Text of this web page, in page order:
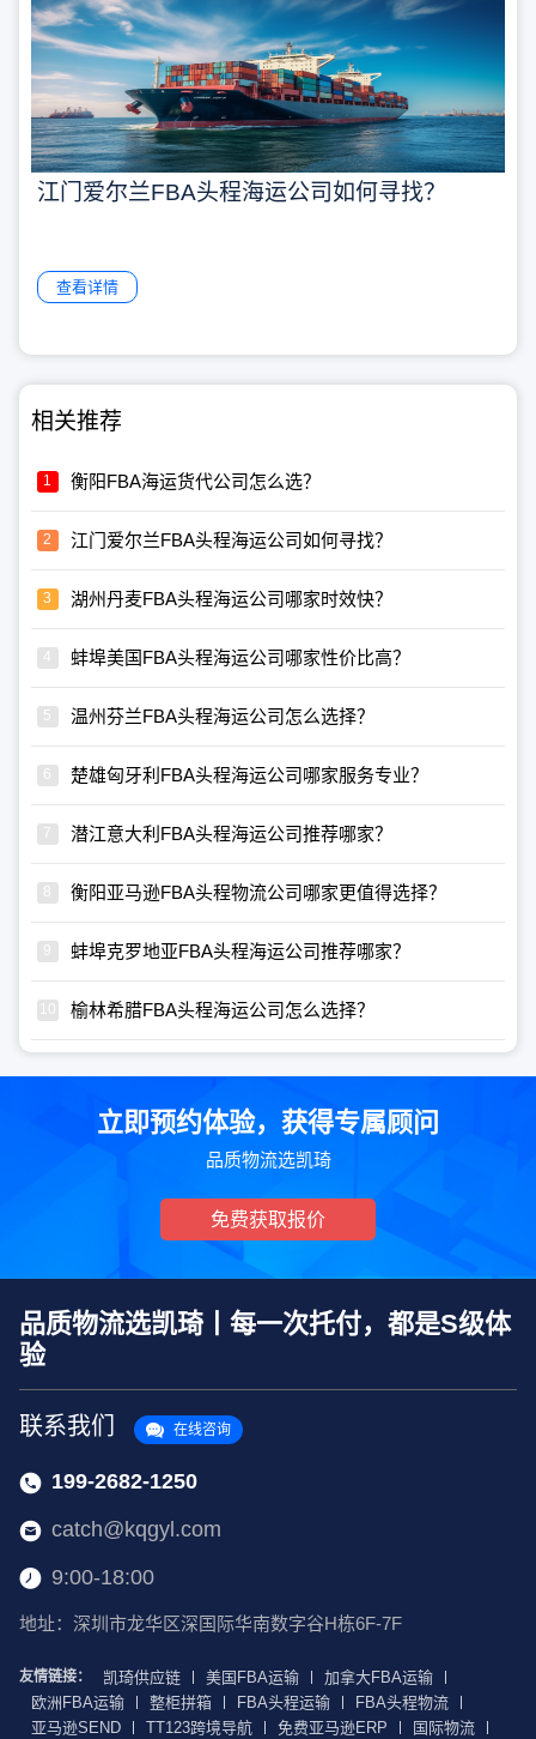
江门爱尔兰FBA头程海运公司如何寻找？
查看详情
相关推荐
衡阳FBA海运货代公司怎么选？
江门爱尔兰FBA头程海运公司如何寻找？
湖州丹麦FBA头程海运公司哪家时效快？
蚌埠美国FBA头程海运公司哪家性价比高？
温州芬兰FBA头程海运公司怎么选择？
楚雄匈牙利FBA头程海运公司哪家服务专业？
潜江意大利FBA头程海运公司推荐哪家？
衡阳亚马逊FBA头程物流公司哪家更值得选择？
蚌埠克罗地亚FBA头程海运公司推荐哪家？
榆林希腊FBA头程海运公司怎么选择？
立即预约体验，获得专属顾问
品质物流选凯琦
免费获取报价
品质物流选凯琦丨每一次托付，都是S级体
验
联系我们 在线咨询
199-2682-1250
catch@kqgyl.com
9:00-18:00
地址：深圳市龙华区深国际华南数字谷H栋6F-7F
友情链接： 凯琦供应链 美国FBA运输
加拿大FBA运输
欧洲FBA运输
整柜拼箱 FBA头程运输
FBA头程物流
亚马逊SEND
TT123跨境导航 免费亚马逊ERP 国际物流